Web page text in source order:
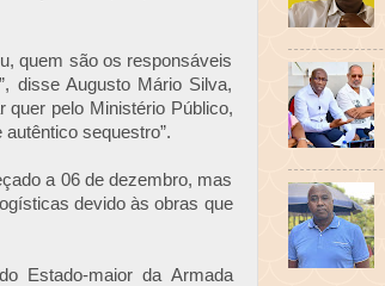
quem são os responsáveis
disse Augusto Mário Silva,
quer pelo Ministério Público,
sequestro”.
a 06 de dezembro, mas
devido às obras que
Estado-maior da Armada